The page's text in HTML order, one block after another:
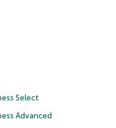
Select
Advanced